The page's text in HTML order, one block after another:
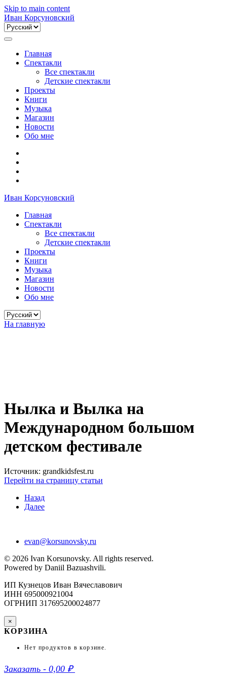
Skip to main content
Иван Корсуновский
Выбрать
Главная
Спектакли
Все спектакли
Детские спектакли
Проекты
Книги
Музыка
Магазин
Новости
Обо мне
Иван Корсуновский
Главная
Спектакли
Все спектакли
Детские спектакли
Проекты
Книги
Музыка
Магазин
Новости
Обо мне
Выбрать
язык
На главную
Нылка и Вылка на
Международном большом
детском фестивале
Источник: grandkidsfest.ru
Перейти на страницу статьи
Назад
Далее
evan@korsunovsky.ru
© 2026 Ivan Korsunovsky. All rights reserved.
Powered by Daniil Bazuashvili.
ИП Кузнецов Иван Вячеславович
ИНН 695000921004
ОГРНИП 317695200024877
×
КОРЗИНА
Нет продуктов в корзине.
Заказать - 0,00 ₽